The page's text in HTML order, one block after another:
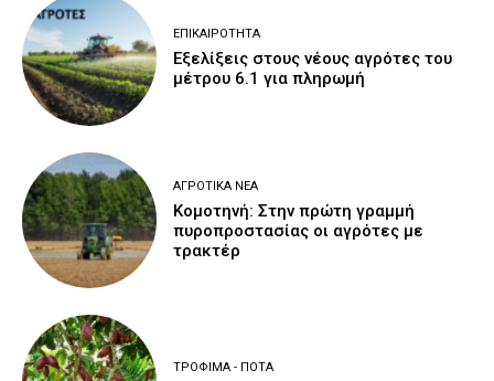
ΕΠΙΚΑΙΡΌΤΗΤΑ
Εξελίξεις στους νέους αγρότες του
μέτρου 6.1 για πληρωμή
ΑΓΡΟΤΙΚΆ ΝΈΑ
Κομοτηνή: Στην πρώτη γραμμή
πυροπροστασίας οι αγρότες με
τρακτέρ
ΤΡΌΦΙΜΑ - ΠΟΤΆ